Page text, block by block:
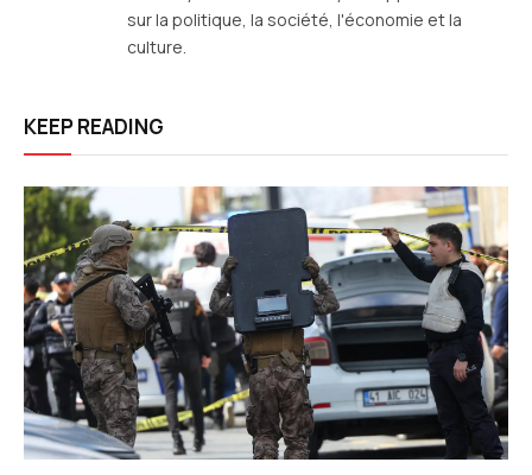
sur la politique, la société, l'économie et la
culture.
KEEP READING